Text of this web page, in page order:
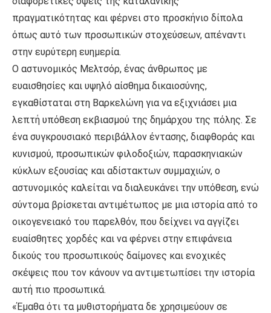
πραγματικότητας και φέρνει στο προσκήνιο δίπολα
όπως αυτό των προσωπικών στοχεύσεων, απέναντι
στην ευρύτερη ευημερία.
Ο αστυνομικός Μελτσόρ, ένας άνθρωπος με
ευαισθησίες και υψηλό αίσθημα δικαιοσύνης,
εγκαθίσταται στη Βαρκελώνη για να εξιχνιάσει μια
λεπτή υπόθεση εκβιασμού της δημάρχου της πόλης. Σε
ένα συγκρουσιακό περιβάλλον έντασης, διαφθοράς και
κυνισμού, προσωπικών φιλοδοξιών, παρασκηνιακών
κύκλων εξουσίας και αδίστακτων συμμαχιών, ο
αστυνομικός καλείται να διαλευκάνει την υπόθεση, ενώ
σύντομα βρίσκεται αντιμέτωπος με μια ιστορία από το
οικογενειακό του παρελθόν, που δείχνει να αγγίζει
ευαίσθητες χορδές και να φέρνει στην επιφάνεια
δικούς του προσωπικούς δαίμονες και ενοχικές
σκέψεις που τον κάνουν να αντιμετωπίσει την ιστορία
αυτή πιο προσωπικά.
«Έμαθα ότι τα μυθιστορήματα δε χρησιμεύουν σε